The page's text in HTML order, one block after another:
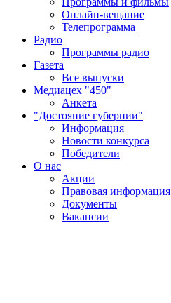
Онлайн-вещание
Телепрограмма
Радио
Программы радио
Газета
Все выпуски
Медиацех "450"
Анкета
"Достояние губернии"
Информация
Новости конкурса
Победители
О нас
Акции
Правовая информация
Документы
Вакансии